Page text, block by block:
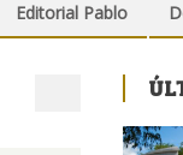
Editorial Pablo